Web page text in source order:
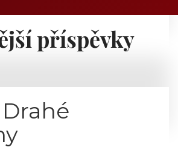
příspěvky
Drahé